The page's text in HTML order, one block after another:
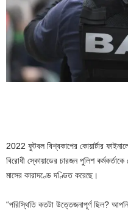
2022 ফুটবল বিশ্বকাপের কোয়ার্টার
বিরোধী স্কোয়াডের চারজন পুলিশ
মাসের কারাদণ্ডে দণ্ডিত করেছে।
“পরিস্থিতি কতটা উত্তেজনাপূর্ণ ছিল?